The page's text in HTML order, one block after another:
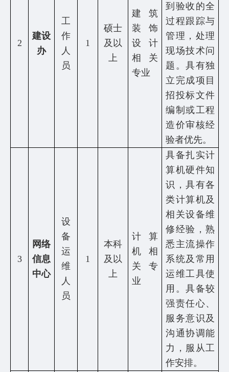
2
建设
办
工
作
人
员
1
硕士
及以
上
建筑
装饰
设计
相关
专业
到验收的全
过程跟踪与
管理，处理
现场技术问
题。具有独
立完成项目
招投标文件
编制或工程
造价审核经
验者优先。
3
网络
信息
中心
设
备
运
维
人
员
1
本科
及以
上
计算
机相
关专
业
具备扎实计
算机硬件知
识，具有各
类计算机及
相关设备维
修经验，熟
悉主流操作
系统及常用
运维工具使
用。具备较
强责任心、
服务意识及
沟通协调能
力，服从工
作安排。